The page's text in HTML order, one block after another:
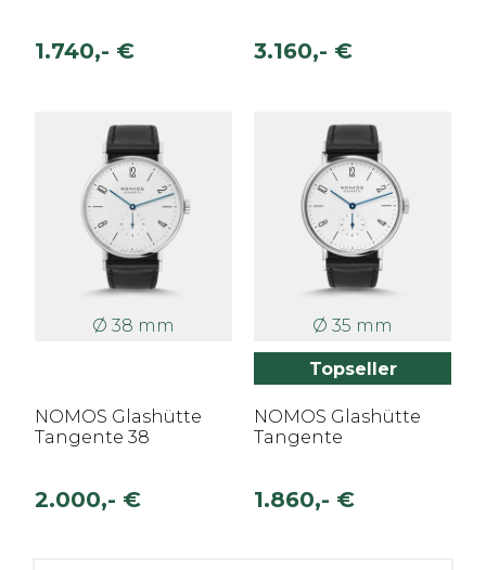
1.740,- € 3.160,- €
Ø 38 mm
NOMOS Glashütte
Tangente 38
2.000,- €
Ø 35 mm
Topseller
NOMOS Glashütte
Tangente
1.860,- €